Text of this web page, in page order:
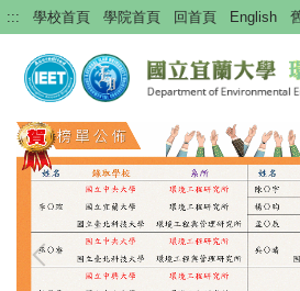
跳
到
要
容
區
::: 學校首頁 學院首頁 回首頁 English